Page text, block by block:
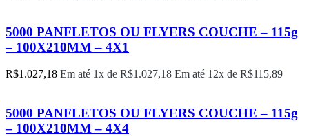
5000 PANFLETOS OU FLYERS COUCHE – 115g
– 100X210MM – 4X1
R$1.027,18 Em até 1x de R$1.027,18 Em até 12x de R$115,89
5000 PANFLETOS OU FLYERS COUCHE – 115g
– 100X210MM – 4X4